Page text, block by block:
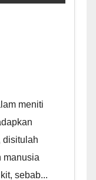
meniti
disitulah
manusia
sebab...